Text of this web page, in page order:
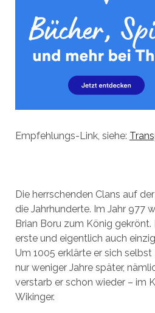
Empfehlungs-Link, siehe:
Die herrschenden Clans auf
die Jahrhunderte. Im Jahr 977
Brian Boru zum König
erste und eigentlich auch
Um 1005 erklärte er sich
nur weniger Jahre später,
verstarb er schon wieder – im
Wikinger.